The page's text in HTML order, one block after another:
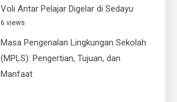
Voli Antar Pelajar Digelar di Sedayu
6 views
Masa Pengenalan Lingkungan Sekolah
(MPLS): Pengertian, Tujuan, dan
Manfaat